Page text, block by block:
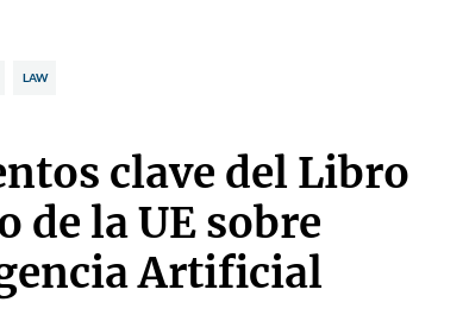
LAW
clave del Libro
de la UE sobre
Artificial